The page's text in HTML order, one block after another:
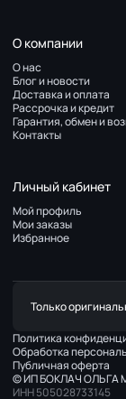
О компании
О нас
Блог и новости
Доставка и оплата
Рассрочка и кредит
Гарантия, обмен и
Контакты
Личный кабинет
Мой профиль
Мои заказы
Избранное
Только
Политика
Обработка
Публичная оферта
© ИП БОКЛАЧ ОЛЬГА
ИНН 505028733145